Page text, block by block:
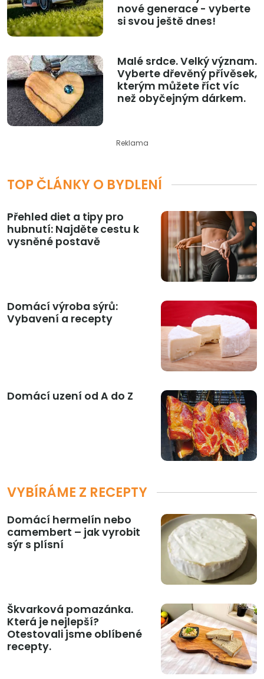
nové generace - vyberte
si svou ještě dnes!
Malé srdce. Velký význam.
Vyberte dřevěný přívěsek,
kterým můžete říct víc
než obyčejným dárkem.
Reklama
TOP ČLÁNKY O BYDLENÍ
Přehled diet a tipy pro
hubnutí: Najděte cestu k
vysněné postavě
Domácí výroba sýrů:
Vybavení a recepty
Domácí uzení od A do Z
VYBÍRÁME Z RECEPTY
Domácí hermelín nebo
camembert – jak vyrobit
sýr s plísní
Škvarková pomazánka.
Která je nejlepší?
Otestovali jsme oblíbené
recepty.